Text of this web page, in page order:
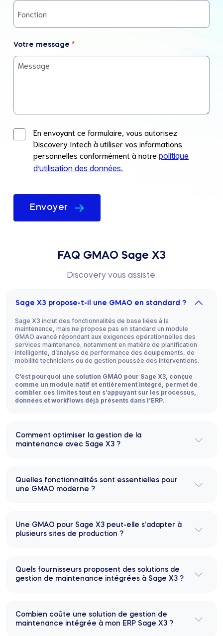
Votre message
En envoyant ce formulaire, vous autorisez
Discovery Intech à utiliser vos informations
personnelles conformément à notre politique
d’utilisation des données.
FAQ GMAO Sage X3
Discovery vous assiste.
Sage X3 propose-t-il une GMAO en standard ?
Sage X3 inclut des fonctionnalités de base liées à la
maintenance, mais ne propose pas en standard un module
GMAO avancé répondant aux exigences opérationnelles des
services maintenance, notamment en matière de planification
intelligente, d’analyse de performance des équipements, de
mobilité techniciens ou de gestion poussée des interventions.
C’est pourquoi une solution GMAO pour Sage X3, conçue
comme un module natif et entièrement intégré, permet de
combler ces limites tout en s’appuyant sur les processus,
données et workflows déjà présents dans l’ERP.
Comment optimiser la gestion de la
maintenance avec Sage X3 ?
Quelles fonctionnalités sont essentielles pour
une GMAO moderne ?
Une GMAO pour Sage X3 peut-elle s’adapter à
plusieurs sites de production ?
Quels fournisseurs proposent des solutions de
gestion de maintenance intégrées à Sage X3 ?
Combien coûte une solution de gestion de
maintenance intégrée à mon ERP Sage X3 ?